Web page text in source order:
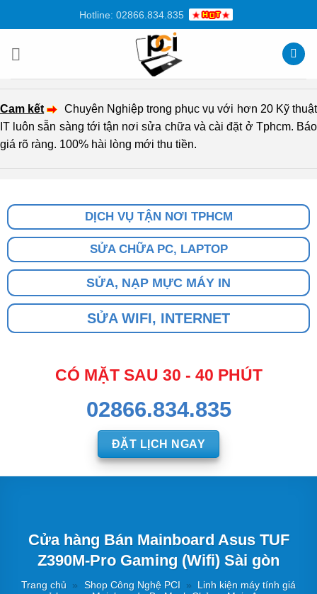
dung
Hotline: 02866.834.835
Cam kết
Chuyên Nghiệp trong phục vụ với hơn 20 Kỹ thuật
IT luôn sẵn sàng tới tận nơi sửa chữa và cài đặt ở Tphcm. Báo
giá rõ ràng. 100% hài lòng mới thu tiền.
DỊCH VỤ TẬN NƠI TPHCM
SỬA CHỮA PC, LAPTOP
SỬA, NẠP MỰC MÁY IN
SỬA WIFI, INTERNET
CÓ MẶT SAU 30 - 40 PHÚT
02866.834.835
ĐẶT LỊCH NGAY
Cửa hàng Bán Mainboard Asus TUF
Z390M-Pro Gaming (Wifi) Sài gòn
Trang chủ » Shop Công Nghệ PCI »
Linh kiện máy tính giá